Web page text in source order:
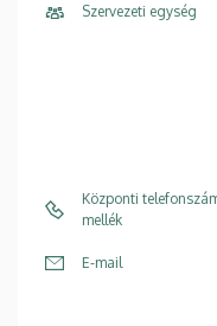
Szervezeti egység
Központi
mellék
E-mail